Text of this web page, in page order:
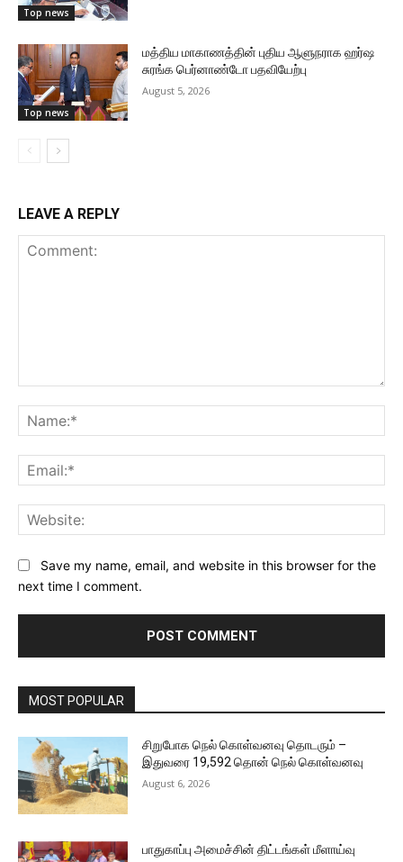
Top news
Top news
மத்திய மாகாணத்தின் புதிய ஆளுநராக ஹர்ஷ
சுரங்க பெர்னாண்டோ பதவியேற்பு
August 5, 2026
LEAVE A REPLY
Save my name, email, and website in this browser for the
next time I comment.
MOST POPULAR
சிறுபோக நெல் கொள்வனவு தொடரும் –
இதுவரை 19,592 தொன் நெல் கொள்வனவு
August 6, 2026
பாதுகாப்பு அமைச்சின் திட்டங்கள் மீளாய்வு